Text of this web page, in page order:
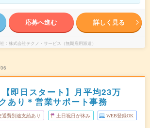
応募へ進む 詳しく見る
株式会社テクノ・サービス（無期雇用派遣）
即日スタート】月平均23万
あり＊営業サポート事務
通費別途支給あり 土日祝日が休み WEB登録OK